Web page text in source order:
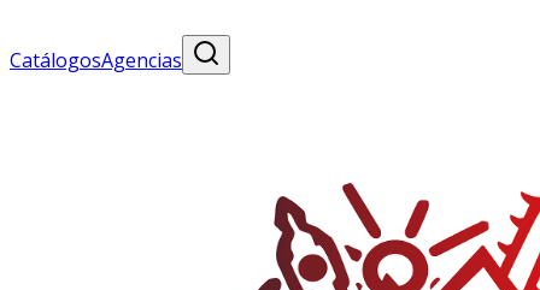
CatálogosAgencias